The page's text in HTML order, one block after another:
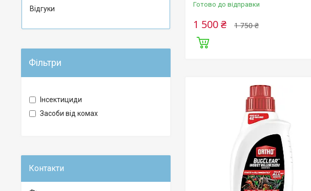
Готово до відправки
1 750 ₴
1 500 ₴
Відгуки
Фільтри
Інсектициди
Засоби від комах